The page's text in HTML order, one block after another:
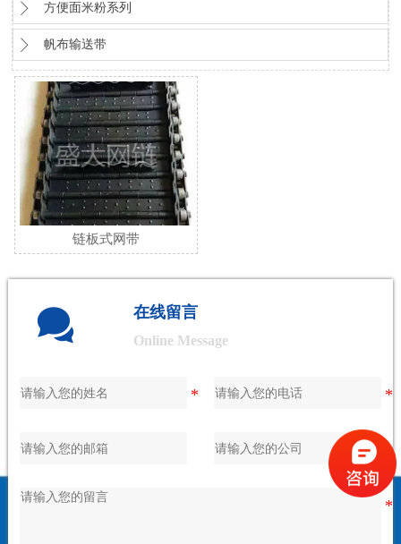
 方便面米粉系列
 帆布输送带
链板式网带
 在线留言
Online Message